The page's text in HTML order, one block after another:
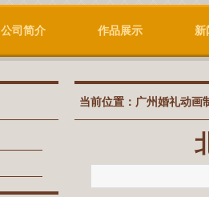
公司简介 作品展示 新
当前位置： 广州婚礼动画